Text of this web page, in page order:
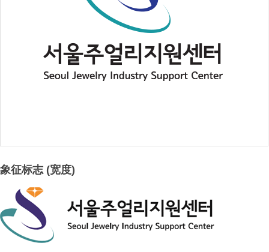
象征标志 (宽度)